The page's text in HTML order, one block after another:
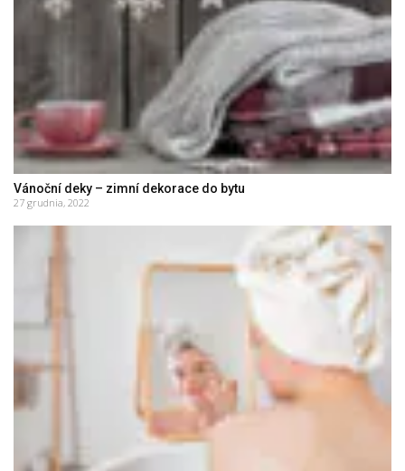
Vánoční deky – zimní dekorace do bytu
27 grudnia, 2022